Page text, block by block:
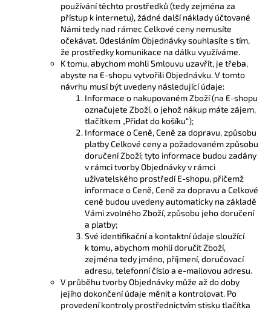
používání těchto prostředků (tedy zejména za
přístup k internetu), žádné další náklady účtované
Námi tedy nad rámec Celkové ceny nemusíte
očekávat. Odesláním Objednávky souhlasíte s tím,
že prostředky komunikace na dálku využíváme.
K tomu, abychom mohli Smlouvu uzavřít, je třeba,
abyste na E-shopu vytvořili Objednávku. V tomto
návrhu musí být uvedeny následující údaje:
Informace o nakupovaném Zboží (na E-shopu
označujete Zboží, o jehož nákup máte zájem,
tlačítkem „Přidat do košíku“);
Informace o Ceně, Ceně za dopravu, způsobu
platby Celkové ceny a požadovaném způsobu
doručení Zboží; tyto informace budou zadány
v rámci tvorby Objednávky v rámci
uživatelského prostředí E-shopu, přičemž
informace o Ceně, Ceně za dopravu a Celkové
ceně budou uvedeny automaticky na základě
Vámi zvolného Zboží, způsobu jeho doručení
a platby;
Své identifikační a kontaktní údaje sloužící
k tomu, abychom mohli doručit Zboží,
zejména tedy jméno, příjmení, doručovací
adresu, telefonní číslo a e-mailovou adresu.
V průběhu tvorby Objednávky může až do doby
jejího dokončení údaje měnit a kontrolovat. Po
provedení kontroly prostřednictvím stisku tlačítka